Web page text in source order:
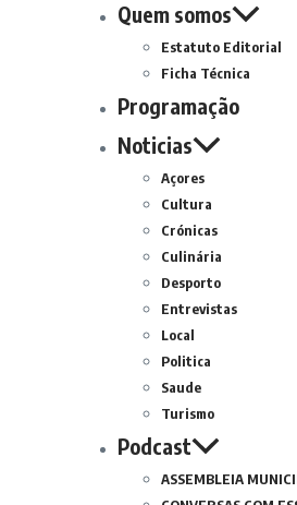
Quem somos
Estatuto Editorial
Ficha Técnica
Programação
Noticias
Açores
Cultura
Crónicas
Culinária
Desporto
Entrevistas
Local
Politica
Saude
Turismo
Podcast
ASSEMBLEIA